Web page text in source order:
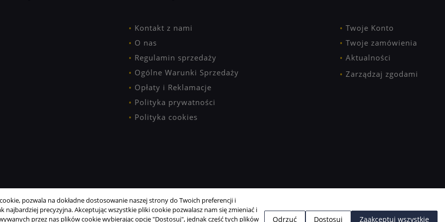
Kontakt z nami
O nas
Regulamin sprzedaży
Ogólne Warunki Sprzedaży
Opłaty i Reklamacje
Polityka prywatności
Polityka cookies
Twoje Konto
Twoje zamówienia
Aktualności
Zarządzaj zgodami
pozwala na dokładne dostosowanie naszej strony do Twoich preferencji i
najbardziej precyzyjna. Akceptując wszystkie pliki cookie pozwalasz nam się zmieniać i
przez nas plików cookie wybierając opcję "Dostosuj", jednak część tych plików
Odrzuć Dostosuj Zaakceptuj wszystkie